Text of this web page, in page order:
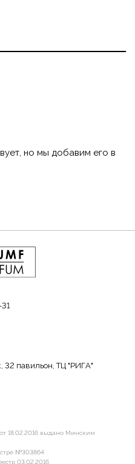
но мы добавим его в
32 павильон, ТЦ "РИГА"
18.02.2016 выдано Минским
№303864
03.02.2016